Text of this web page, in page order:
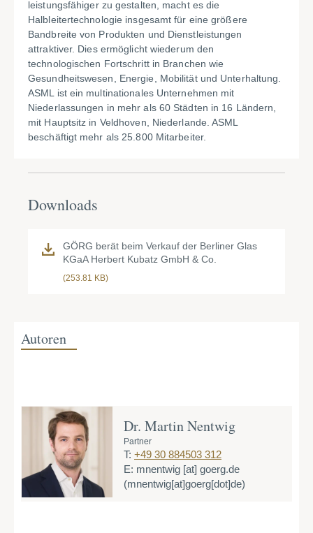
leistungsfähiger zu gestalten, macht es die
Halbleitertechnologie insgesamt für eine größere
Bandbreite von Produkten und Dienstleistungen
attraktiver. Dies ermöglicht wiederum den
technologischen Fortschritt in Branchen wie
Gesundheitswesen, Energie, Mobilität und Unterhaltung.
ASML ist ein multinationales Unternehmen mit
Niederlassungen in mehr als 60 Städten in 16 Ländern,
mit Hauptsitz in Veldhoven, Niederlande. ASML
beschäftigt mehr als 25.800 Mitarbeiter.
Downloads
GÖRG berät beim Verkauf der Berliner Glas
KGaA Herbert Kubatz GmbH & Co.
(253.81 KB)
Autoren
Dr. Martin Nentwig
Partner
T: +49 30 884503 312
E: mnentwig [at] goerg.de
(mnentwig[at]goerg[dot]de)